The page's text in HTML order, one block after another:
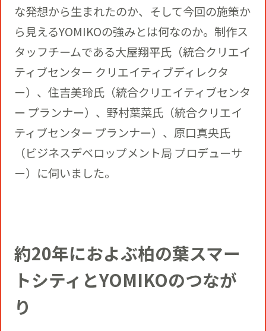
な発想から生まれたのか、そして今回の施策か
ら見えるYOMIKOの強みとは何なのか。制作ス
タッフチームである大屋翔平氏（統合クリエイ
ティブセンター クリエイティブディレクタ
ー）、住吉美玲氏（統合クリエイティブセンタ
ー プランナー）、野村葉菜氏（統合クリエイ
ティブセンター プランナー）、原口真央氏
（ビジネスデベロップメント局 プロデューサ
ー）に伺いました。
約20年におよぶ柏の葉スマー
トシティとYOMIKOのつなが
り